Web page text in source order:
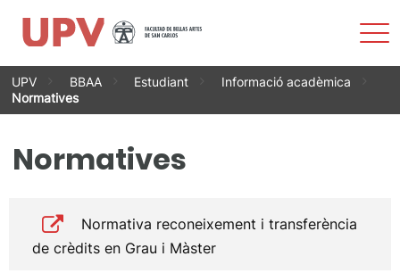
Vés
contingut
UPV BBAA Estudiant
Informació acadèmica
Normatives
Normatives
Normativa reconeixement i transferència
de crèdits en Grau i Màster